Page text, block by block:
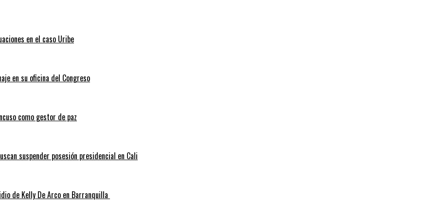
en el caso Uribe
en su oficina del Congreso
como gestor de paz
suspender posesión presidencial en Cali
de Kelly De Arco en Barranquilla